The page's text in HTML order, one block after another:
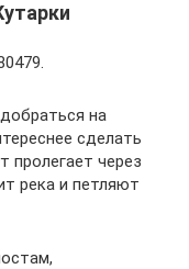
на
сделать
пролегает через
река и петляют